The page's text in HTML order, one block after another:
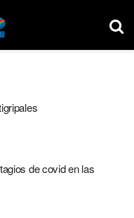
de covid en las